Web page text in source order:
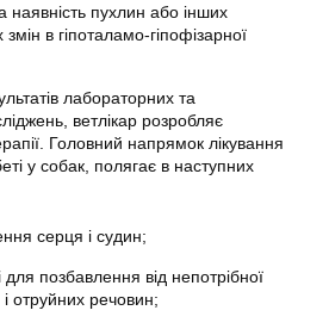
наявність пухлин або інших
в гіпоталамо-гіпофізарної
лабораторних та
ветлікар розробляє
Головний напрямок лікування
у собак, полягає в наступних
серця і судин;
позбавлення від непотрібної
і отруйних речовин;